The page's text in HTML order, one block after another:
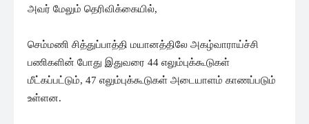
அவர் மேலும் தெரிவிக்கையில்,
செம்மணி சித்துப்பாத்தி மயானத்திலே அகழ்வாராய்ச்சி
பணிகளின் போது இதுவரை 44 எலும்புக்கூடுகள்
மீட்கப்பட்டும், 47 எலும்புக்கூடுகள் அடையாளம் காணப்படும்
உள்ளன.